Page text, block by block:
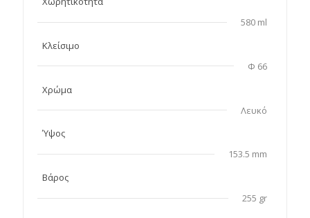
580 ml
Κλείσιμο
Φ 66
Χρώμα
Λευκό
Ύψος
153.5 mm
Βάρος
255 gr